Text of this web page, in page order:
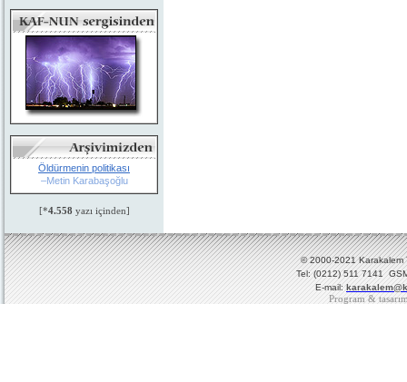
Öldürmenin politikası
–Metin Karabaşoğlu
[*4.558 yazı içinden]
© 2000-2021 Karakalem
Tel: (0212) 511 7141
E-mail:
Program &